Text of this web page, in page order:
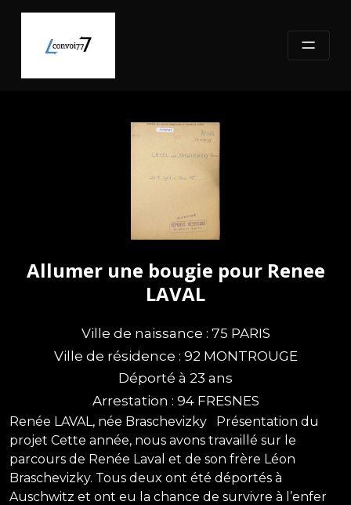
content
Allumer une bougie pour Renee
LAVAL
Ville de naissance : 75 PARIS
Ville de résidence : 92 MONTROUGE
Déporté à 23 ans
Arrestation : 94 FRESNES
Renée LAVAL, née Braschevizky Présentation du
projet Cette année, nous avons travaillé sur le
parcours de Renée Laval et de son frère Léon
Braschevizky. Tous deux ont été déportés à
Auschwitz et ont eu la chance de survivre à l’enfer